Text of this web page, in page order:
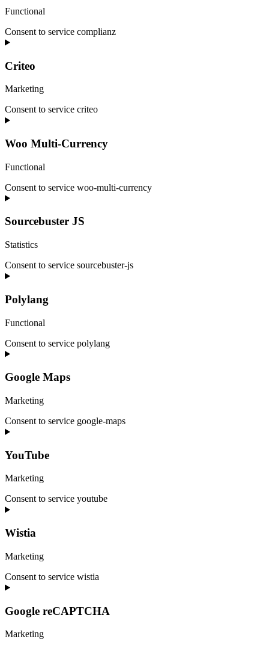
Functional
Consent to service complianz
Criteo
Marketing
Consent to service criteo
Woo Multi-Currency
Functional
Consent to service woo-multi-currency
Sourcebuster JS
Statistics
Consent to service sourcebuster-js
Polylang
Functional
Consent to service polylang
Google Maps
Marketing
Consent to service google-maps
YouTube
Marketing
Consent to service youtube
Wistia
Marketing
Consent to service wistia
Google reCAPTCHA
Marketing